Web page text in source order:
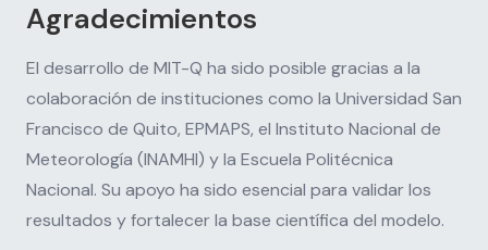
Agradecimientos
El desarrollo de MIT-Q ha sido posible gracias a la
colaboración de instituciones como la Universidad San
Francisco de Quito, EPMAPS, el Instituto Nacional de
Meteorología (INAMHI) y la Escuela Politécnica
Nacional. Su apoyo ha sido esencial para validar los
resultados y fortalecer la base científica del modelo.